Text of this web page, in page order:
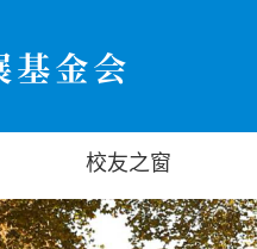
校友之窗